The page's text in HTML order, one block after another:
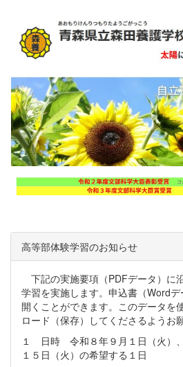
高等部体験学習のお知らせ
下記の実施要項（PDFデータ）に
学習を実施します。申込書（Word
開くことができます。このデータを
ロード（保存）してくださるようお
１ 日時 令和８年９月１日（火）
１５日（火）の希望する１日